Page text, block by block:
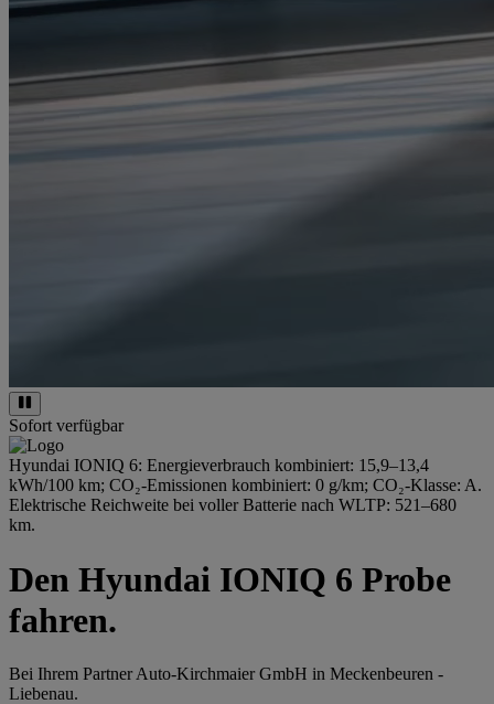
Sofort verfügbar
Hyundai IONIQ 6: Energieverbrauch kombiniert: 15,9–13,4
kWh/100 km; CO₂-Emissionen kombiniert: 0 g/km; CO₂-Klasse: A.
Elektrische Reichweite bei voller Batterie nach WLTP: 521–680
km.
Den Hyundai IONIQ 6 Probe
fahren.
Bei Ihrem Partner Auto-Kirchmaier GmbH in Meckenbeuren -
Liebenau.